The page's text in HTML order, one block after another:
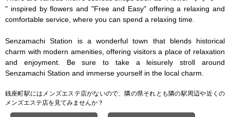
" inspired by flowers and "Free and Easy" offering a relaxing and
comfortable service, where you can spend a relaxing time.
Senzamachi Station is a wonderful town that blends historical
charm with modern amenities, offering visitors a place of relaxation
and enjoyment. Be sure to take a leisurely stroll around
Senzamachi Station and immerse yourself in the local charm.
銭座町駅にはメンズエステ店がないので、隣の県それとも隣の駅周辺や近くの
メンズエステ店を見てみませんか？